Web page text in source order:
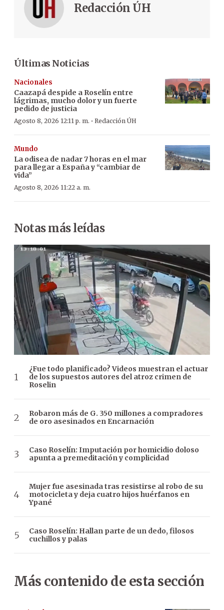
Redacción ÚH
Últimas Noticias
Nacionales
Caazapá despide a Roselín entre
lágrimas, mucho dolor y un fuerte
pedido de justicia
Agosto 8, 2026 12:11 p. m. · Redacción ÚH
Mundo
La odisea de nadar 7 horas en el mar
para llegar a España y “cambiar de
vida”
Agosto 8, 2026 11:22 a. m.
Notas más leídas
¿Fue todo planificado? Videos muestran el actuar
de los supuestos autores del atroz crimen de
Roselin
Robaron más de G. 350 millones a compradores
de oro asesinados en Encarnación
Caso Roselín: Imputación por homicidio doloso
apunta a premeditación y complicidad
Mujer fue asesinada tras resistirse al robo de su
motocicleta y deja cuatro hijos huérfanos en
Ypané
Caso Roselín: Hallan parte de un dedo, filosos
cuchillos y palas
Más contenido de esta sección